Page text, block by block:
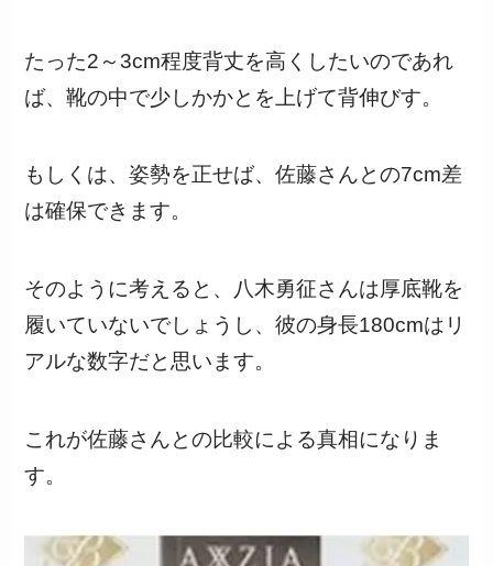
たった2～3cm程度背丈を高くしたいのであれ
ば、靴の中で少しかかとを上げて背伸びす。
もしくは、姿勢を正せば、佐藤さんとの7cm差
は確保できます。
そのように考えると、八木勇征さんは厚底靴を
履いていないでしょうし、彼の身長180cmはリ
アルな数字だと思います。
これが佐藤さんとの比較による真相になりま
す。